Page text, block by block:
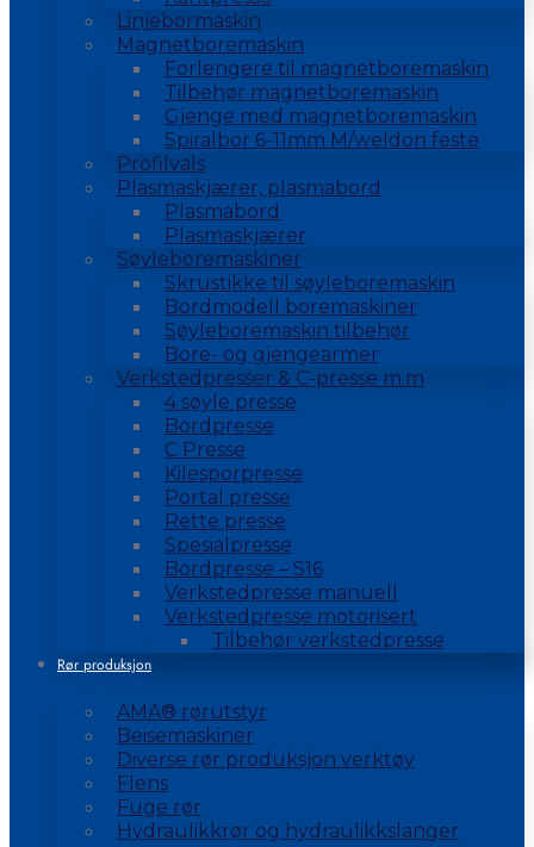
Linjebormaskin
Magnetboremaskin
Forlengere til magnetboremaskin
Tilbehør magnetboremaskin
Gjenge med magnetboremaskin
Spiralbor 6-11mm M/weldon feste
Profilvals
Plasmaskjærer, plasmabord
Plasmabord
Plasmaskjærer
Søyleboremaskiner
Skrustikke til søyleboremaskin
Bordmodell boremaskiner
Søyleboremaskin tilbehør
Bore- og gjengearmer
Verkstedpresser & C-presse m.m
4 søyle presse
Bordpresse
C Presse
Kilesporpresse
Portal presse
Rette presse
Spesialpresse
Bordpresse – S16
Verkstedpresse manuell
Verkstedpresse motorisert
Tilbehør verkstedpresse
Rør produksjon
AMA® rørutstyr
Beisemaskiner
Diverse rør produksjon verktøy
Flens
Fuge rør
Hydraulikkrør og hydraulikkslanger